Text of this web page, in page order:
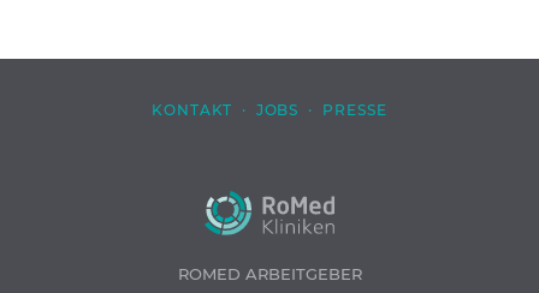
KONTAKT · JOBS · PRESSE
ROMED ARBEITGEBER